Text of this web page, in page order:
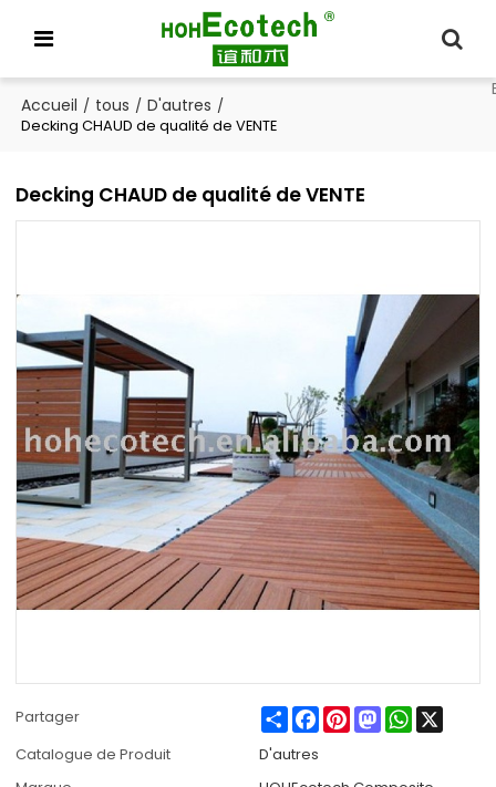
Accueil / tous / D'autres /
Decking CHAUD de qualité de VENTE
Decking CHAUD de qualité de VENTE
Partager ShareFacebook
PinterestMastodonWhatsApp
X
Catalogue de Produit
D'autres